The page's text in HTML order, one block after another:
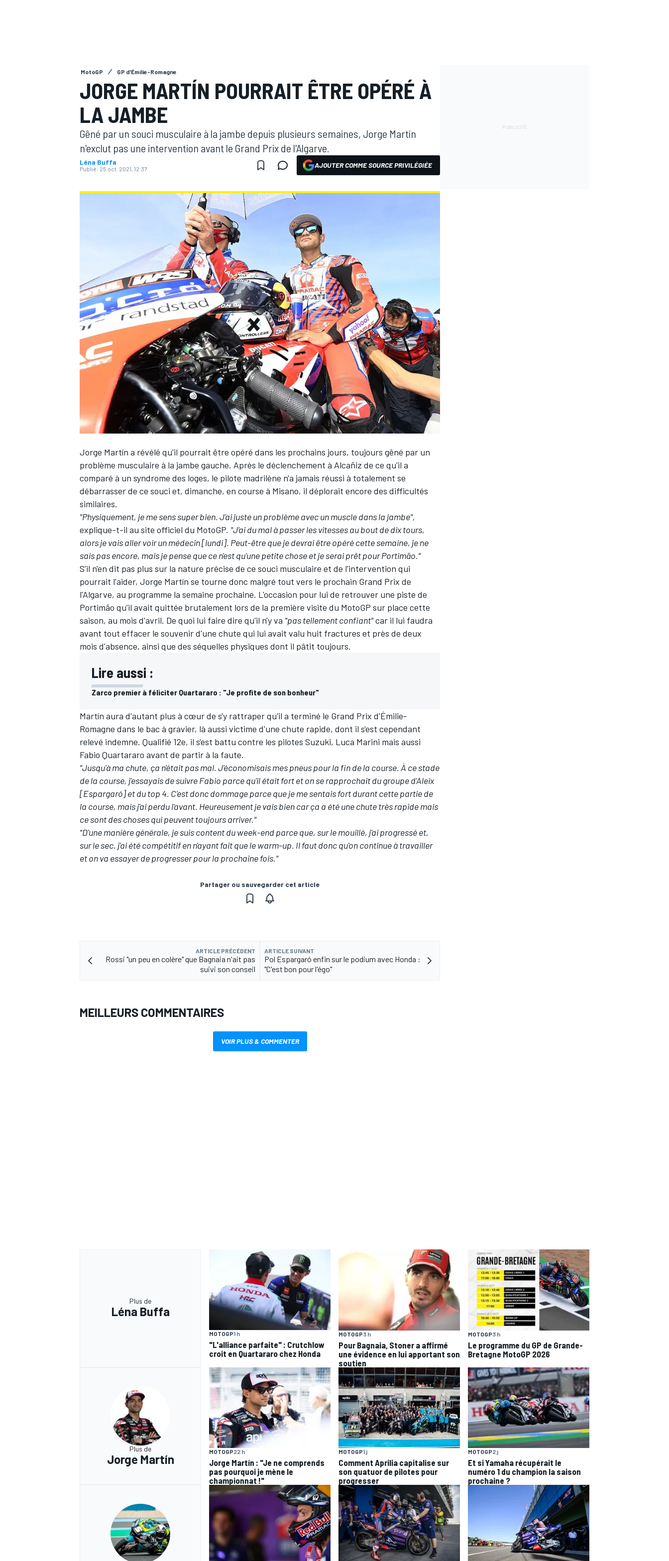
MOTOGP
MotoGP GP d'Émilie-Romagne
JORGE MARTÍN POURRAIT ÊTRE OPÉRÉ À
LA JAMBE
Gêné par un souci musculaire à la jambe depuis plusieurs semaines, Jorge Martín
n'exclut pas une intervention avant le Grand Prix de l'Algarve.
Léna Buffa
Publié: 25 oct. 2021, 12:37 AJOUTER COMME SOURCE PRIVILÉGIÉE
Jorge Martín a révélé qu'il pourrait être opéré dans les prochains jours, toujours gêné par un
problème musculaire à la jambe gauche. Après le déclenchement à Alcañiz de ce qu'il a
comparé à un syndrome des loges, le pilote madrilène n'a jamais réussi à totalement se
débarrasser de ce souci et, dimanche, en course à Misano, il déplorait encore des difficultés
similaires.
"Physiquement, je me sens super bien. J'ai juste un problème avec un muscle dans la jambe",
explique-t-il au site officiel du MotoGP. "J'ai du mal à passer les vitesses au bout de dix tours,
alors je vais aller voir un médecin [lundi]. Peut-être que je devrai être opéré cette semaine, je ne
sais pas encore, mais je pense que ce n'est qu'une petite chose et je serai prêt pour Portimão."
S'il n'en dit pas plus sur la nature précise de ce souci musculaire et de l'intervention qui
pourrait l'aider, Jorge Martín se tourne donc malgré tout vers le prochain Grand Prix de
l'Algarve, au programme la semaine prochaine. L'occasion pour lui de retrouver une piste de
Portimão qu'il avait quittée brutalement lors de la première visite du MotoGP sur place cette
saison, au mois d'avril. De quoi lui faire dire qu'il n'y va "pas tellement confiant"car il lui faudra
avant tout effacer le souvenir d'une chute qui lui avait valu huit fractures et près de deux
mois d'absence, ainsi que des séquelles physiques dont il pâtit toujours.
Lire aussi :
Zarco premier à féliciter Quartararo : "Je profite de son bonheur"
Martín aura d'autant plus à cœur de s'y rattraper qu'il a terminé le Grand Prix d'Émilie-
Romagne dans le bac à gravier, là aussi victime d'une chute rapide, dont il s'est cependant
relevé indemne. Qualifié 12e, il s'est battu contre les pilotes Suzuki, Luca Marini mais aussi
Fabio Quartararo avant de partir à la faute.
"Jusqu'à ma chute, ça n'était pas mal. J'économisais mes pneus pour la fin de la course. À ce stade
de la course, j'essayais de suivre Fabio parce qu'il était fort et on se rapprochait du groupe d'Aleix
[Espargaró] et du top 4. C'est donc dommage parce que je me sentais fort durant cette partie de
la course, mais j'ai perdu l'avant. Heureusement je vais bien car ça a été une chute très rapide mais
ce sont des choses qui peuvent toujours arriver."
"D'une manière générale, je suis content du week-end parce que, sur le mouillé, j'ai progressé et,
sur le sec, j'ai été compétitif en n'ayant fait que le warm-up. Il faut donc qu'on continue à travailler
et on va essayer de progresser pour la prochaine fois."
Partager ou sauvegarder cet article
ARTICLE PRÉCÉDENT
Rossi "un peu en colère" que Bagnaia n'ait pas
suivi son conseil
ARTICLE SUIVANT
Pol Espargaró enfin sur le podium avec Honda :
"C'est bon pour l'égo"
MEILLEURS COMMENTAIRES
VOIR PLUS & COMMENTER
Plus de
Léna Buffa
MOTOGP1 h
"L'alliance parfaite" : Crutchlow
croit en Quartararo chez Honda
MOTOGP3 h
Pour Bagnaia, Stoner a affirmé
une évidence en lui apportant son
soutien
MOTOGP3 h
Le programme du GP de Grande-
Bretagne MotoGP 2026
Plus de
Jorge Martín
MOTOGP22 h
Jorge Martín : "Je ne comprends
pas pourquoi je mène le
championnat !"
MOTOGP1 j
Comment Aprilia capitalise sur
son quatuor de pilotes pour
progresser
MOTOGP2 j
Et si Yamaha récupérait le
numéro 1 du champion la saison
prochaine ?